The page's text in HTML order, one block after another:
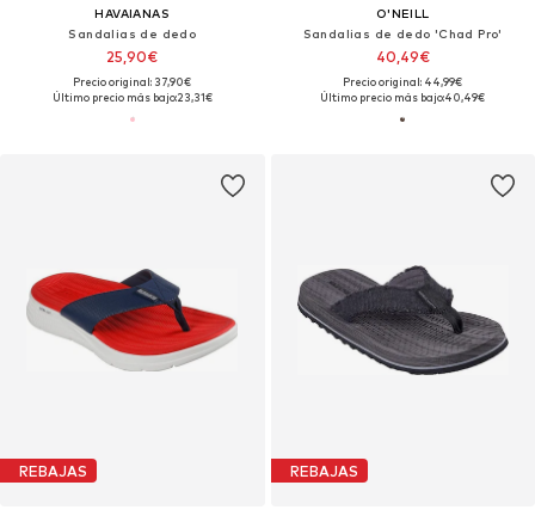
HAVAIANAS
Sandalias de dedo
25,90€
Precio original: 37,90€
Último precio más bajo:23,31€
O'NEILL
Sandalias de dedo 'Chad Pro'
40,49€
Precio original: 44,99€
Último precio más bajo:40,49€
REBAJAS REBAJAS